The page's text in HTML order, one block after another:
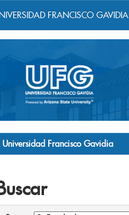
FRANCISCO GAVIDIA
Universidad Francisco Gavidia